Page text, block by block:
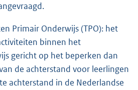
Primair Onderwijs (TPO): het
binnen het
gericht op het beperken dan
de achterstand voor leerlingen
achterstand in de Nederlandse